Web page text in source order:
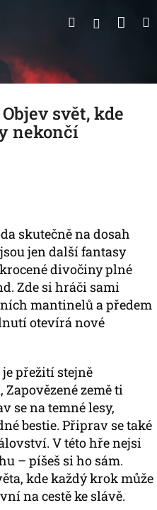
Hledat
svět, kde
nekončí
skutečně na dosah
jen další fantasy
divočiny plné
Zde si hráči sami
mantinelů a předem
otevírá nové
přežití stejně
země ti
se na temné lesy,
bestie. Připrav se také
V této hře nejsi
– píšeš si ho sám.
kde každý krok může
na cestě ke slávě.